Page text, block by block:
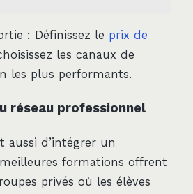
: Définissez le prix de
les canaux de
les plus performants.
réseau professionnel
aussi d’intégrer un
formations offrent
privés où les élèves